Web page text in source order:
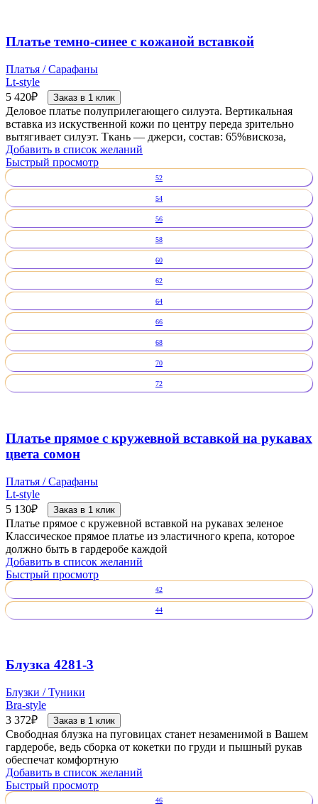
Платье темно-синее с кожаной вставкой
Платья / Сарафаны
Lt-style
5 420₽ Заказ в 1 клик
Деловое платье полуприлегающего силуэта. Вертикальная
вставка из искуственной кожи по центру переда зрительно
вытягивает силуэт. Ткань — джерси, состав: 65%вискоза,
Добавить в список желаний
Быстрый просмотр
52
54
56
58
60
62
64
66
68
70
72
Платье прямое с кружевной вставкой на рукавах
цвета сомон
Платья / Сарафаны
Lt-style
5 130₽ Заказ в 1 клик
Платье прямое с кружевной вставкой на рукавах зеленое
Классическое прямое платье из эластичного крепа, которое
должно быть в гардеробе каждой
Добавить в список желаний
Быстрый просмотр
42
44
Блузка 4281-3
Блузки / Туники
Bra-style
3 372₽ Заказ в 1 клик
Свободная блузка на пуговицах станет незаменимой в Вашем
гардеробе, ведь сборка от кокетки по груди и пышный рукав
обеспечат комфортную
Добавить в список желаний
Быстрый просмотр
46